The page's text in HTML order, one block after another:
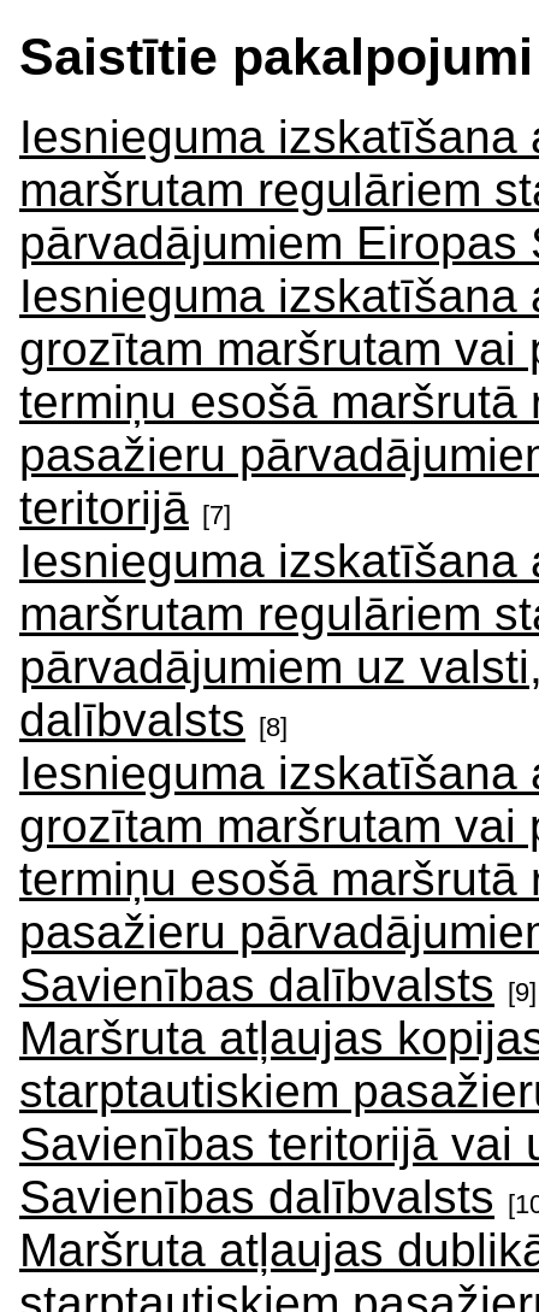
Saistītie pakalpojumi
Iesnieguma
maršrutam regulāriem
pārvadājumiem
Iesnieguma
grozītam maršrutam
termiņu esošā
pasažieru
teritorijā [7]
Iesnieguma
maršrutam regulāriem
pārvadājumiem uz
dalībvalsts [8]
Iesnieguma
grozītam maršrutam
termiņu esošā
pasažieru
Savienības dalībvalsts [9]
Maršruta atļaujas
starptautiskiem
Savienības teritorijā vai
Savienības dalībvalsts
Maršruta atļaujas